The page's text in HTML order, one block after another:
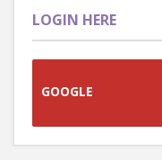
LOGIN HERE
GOOGLE